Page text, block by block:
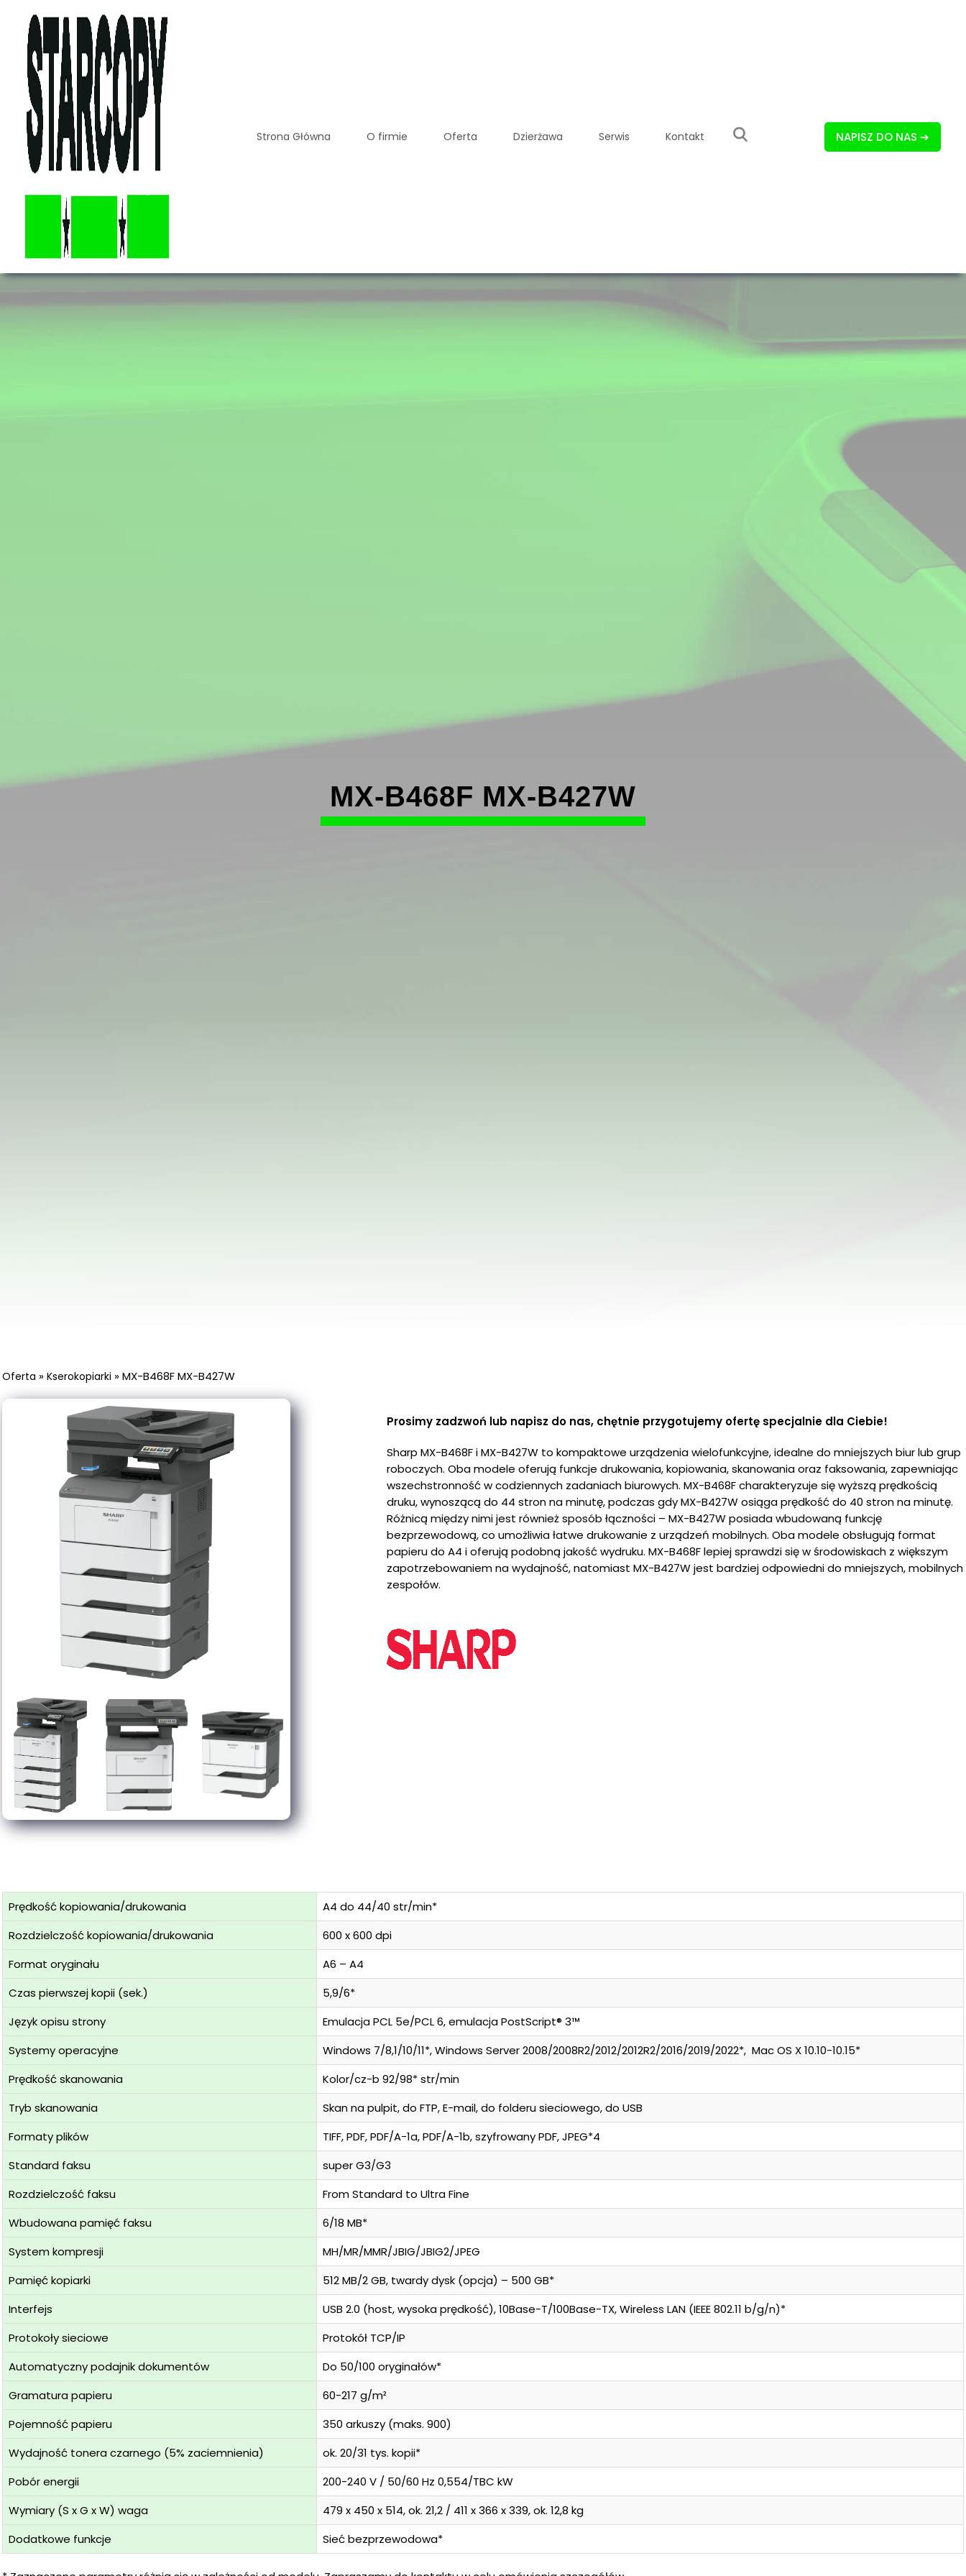
Strona Główna O firmie Oferta Dzierżawa Serwis Kontakt NAPISZ DO NAS
MX-B468F MX-B427W
Oferta » Kserokopiarki »MX-B468F MX-B427W
Prosimy zadzwoń lub napisz do nas, chętnie przygotujemy ofertę specjalnie dla Ciebie!
Sharp MX-B468F i MX-B427W to kompaktowe urządzenia wielofunkcyjne, idealne do mniejszych biur lub grup
roboczych. Oba modele oferują funkcje drukowania, kopiowania, skanowania oraz faksowania, zapewniając
wszechstronność w codziennych zadaniach biurowych. MX-B468F charakteryzuje się wyższą prędkością
druku, wynoszącą do 44 stron na minutę, podczas gdy MX-B427W osiąga prędkość do 40 stron na minutę.
Różnicą między nimi jest również sposób łączności – MX-B427W posiada wbudowaną funkcję
bezprzewodową, co umożliwia łatwe drukowanie z urządzeń mobilnych. Oba modele obsługują format
papieru do A4 i oferują podobną jakość wydruku. MX-B468F lepiej sprawdzi się w środowiskach z większym
zapotrzebowaniem na wydajność, natomiast MX-B427W jest bardziej odpowiedni do mniejszych, mobilnych
zespołów.
Prędkość kopiowania/drukowania
A4 do 44/40 str/min*
Rozdzielczość kopiowania/drukowania
600 x 600 dpi
Format oryginału
A6 – A4
Czas pierwszej kopii (sek.)
5,9/6*
Język opisu strony
Emulacja PCL 5e/PCL 6, emulacja PostScript® 3™
Systemy operacyjne
Windows 7/8,1/10/11*, Windows Server 2008/2008R2/2012/2012R2/2016/2019/2022*, Mac OS X 10.10-10.15*
Prędkość skanowania
Kolor/cz-b 92/98* str/min
Tryb skanowania
Skan na pulpit, do FTP, E-mail, do folderu sieciowego, do USB
Formaty plików
TIFF, PDF, PDF/A-1a, PDF/A-1b, szyfrowany PDF, JPEG*4
Standard faksu
super G3/G3
Rozdzielczość faksu
From Standard to Ultra Fine
Wbudowana pamięć faksu
6/18 MB*
System kompresji
MH/MR/MMR/JBIG/JBIG2/JPEG
Pamięć kopiarki
512 MB/2 GB, twardy dysk (opcja) – 500 GB*
Interfejs
USB 2.0 (host, wysoka prędkość), 10Base-T/100Base-TX, Wireless LAN (IEEE 802.11 b/g/n)*
Protokoły sieciowe
Protokół TCP/IP
Automatyczny podajnik dokumentów
Do 50/100 oryginałów*
Gramatura papieru
60-217 g/m²
Pojemność papieru
350 arkuszy (maks. 900)
Wydajność tonera czarnego (5% zaciemnienia)
ok. 20/31 tys. kopii*
Pobór energii
200-240 V / 50/60 Hz 0,554/TBC kW
Wymiary (S x G x W) waga
479 x 450 x 514, ok. 21,2 / 411 x 366 x 339, ok. 12,8 kg
Dodatkowe funkcje
Sieć bezprzewodowa*